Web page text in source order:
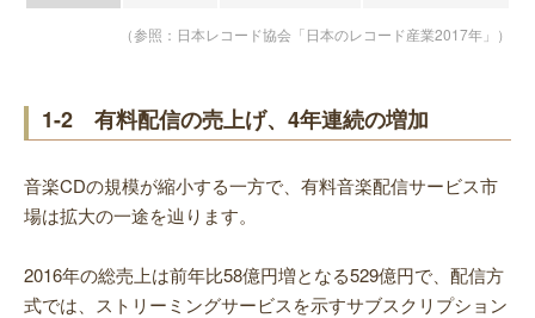
（参照：日本レコード協会「日本のレコード産業2017年」）
1-2 有料配信の売上げ、4年連続の増加
音楽CDの規模が縮小する一方で、有料音楽配信サービス市
場は拡大の一途を辿ります。
2016年の総売上は前年比58億円増となる529億円で、配信方
式では、ストリーミングサービスを示すサブスクリプション